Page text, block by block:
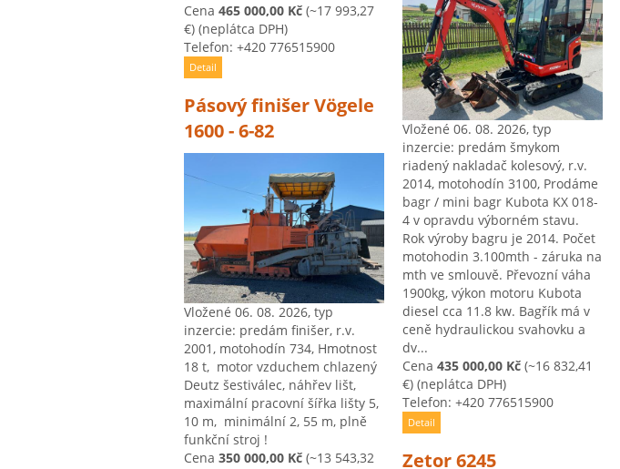
Cena 465 000,00 Kč (~17 993,27
€) (neplátca DPH)
Telefon: +420 776515900
Detail
Pásový finišer Vögele
1600 - 6-82
Vložené 06. 08. 2026, typ
inzercie: predám finišer, r.v.
2001, motohodín 734, Hmotnost
18 t, ​ motor vzduchem chlazený
Deutz šestiválec, ​náhřev lišt, ​
maximální pracovní šířka lišty 5, ​
10 m, ​ minimální 2, ​55 m, ​plně
funkční stroj !
Cena 350 000,00 Kč (~13 543,32
Vložené 06. 08. 2026, typ
inzercie: predám šmykom
riadený nakladač kolesový, r.v.
2014, motohodín 3100, Prodáme
bagr / mini bagr Kubota KX 018-
4 v opravdu výborném stavu.
Rok výroby bagru je 2014. Počet
motohodin 3.100mth - záruka na
mth ve smlouvě. Převozní váha
1900kg, výkon motoru Kubota
diesel cca 11.8 kw. Bagřík má v
ceně hydraulickou svahovku a
dv...
Cena 435 000,00 Kč (~16 832,41
€) (neplátca DPH)
Telefon: +420 776515900
Detail
Zetor 6245